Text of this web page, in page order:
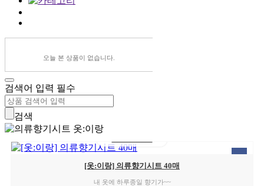
오늘 본 상품이 없습니다.
검색어 입력 필수
검색
[옷:이랑] 의류향기시트 40매
내 옷에 하루종일 향기가~~